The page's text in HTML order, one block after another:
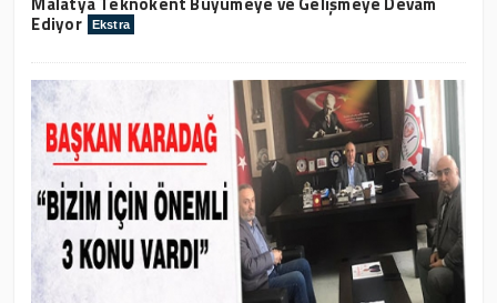
Ediyor Ekstra